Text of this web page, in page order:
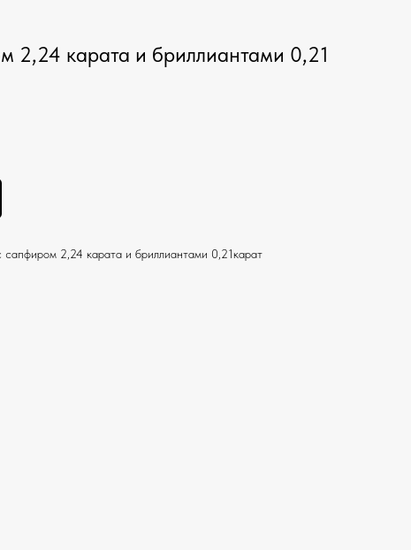
2,24 карата и бриллиантами 0,21
2,24 карата и бриллиантами 0,21карат